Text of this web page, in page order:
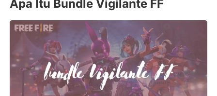
Apa Itu Bundle Vigilante FF